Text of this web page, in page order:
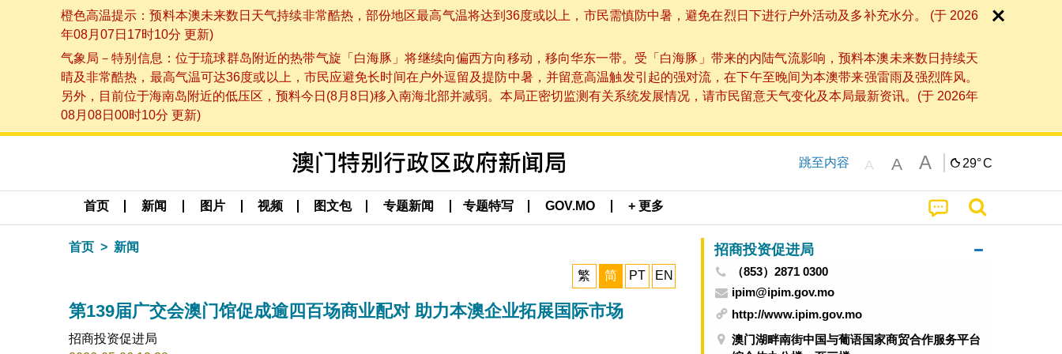
橙色高温提示：预料本澳未来数日天气持续非常酷热，部份地区最高气温将达到36度或以上，市民需慎防中暑，避免在烈日下进行户外活动及多补充水分。 (于 2026
年08月07日17时10分 更新)
气象局－特别信息：位于琉球群岛附近的热带气旋「白海豚」将继续向偏西方向移动，移向华东一带。受「白海豚」带来的内陆气流影响，预料本澳未来数日持续天
晴及非常酷热，最高气温可达36度或以上，市民应避免长时间在户外逗留及提防中暑，并留意高温触发引起的强对流，在下午至晚间为本澳带来强雷雨及强烈阵风。
另外，目前位于海南岛附近的低压区，预料今日(8月8日)移入南海北部并减弱。本局正密切监测有关系统发展情况，请市民留意天气变化及本局最新资讯。(于 2026年
08月08日00时10分 更新)
跳至内容 A A A 29°C
首页 新闻 图片 视频 图文包 专题新闻 专题特写 GOV.MO + 更多
首页 新闻
繁 简 PT EN
第139届广交会澳门馆促成逾四百场商业配对 助力本澳企业拓展国际市场
招商投资促进局
招商投资促进局
（853）2871 0300
ipim@ipim.gov.mo
http://www.ipim.gov.mo
澳门湖畔南街中国与葡语国家商贸合作服务平台